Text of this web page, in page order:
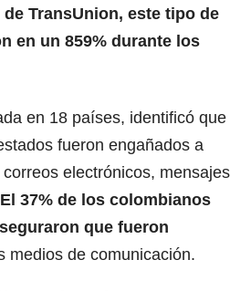
TransUnion, este tipo de
en un 859% durante los
en 18 países, identificó que
fueron engañados a
electrónicos, mensajes
El 37% de los colombianos
que fueron
medios de comunicación.